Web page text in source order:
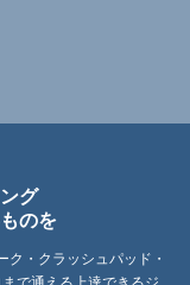
グ
のを
・クラッシュパッド・